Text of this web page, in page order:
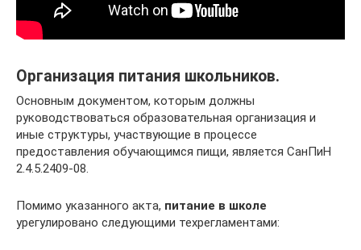
Организация питания школьников.
Основным документом, которым должны
руководствоваться образовательная организация и
иные структуры, участвующие в процессе
предоставления обучающимся пищи, является СанПиН
2.4.5.2409-08.
Помимо указанного акта, питание в школе
урегулировано следующими техрегламентами: